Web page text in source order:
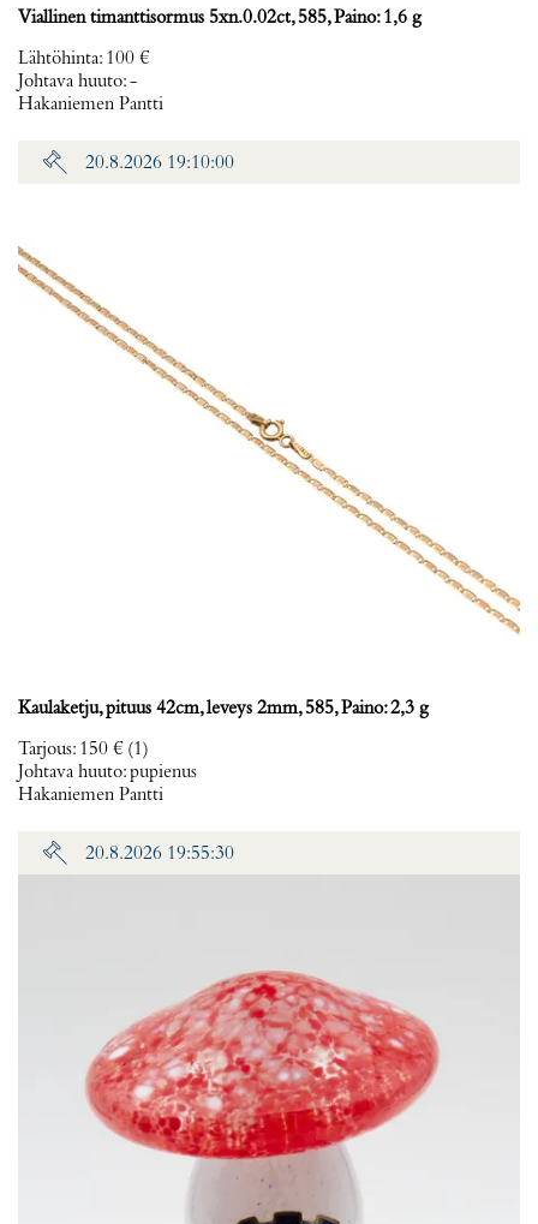
Viallinen timanttisormus 5xn.0.02ct, 585, Paino: 1,6 g
Lähtöhinta: 100 €
Johtava huuto:-
Hakaniemen Pantti
20.8.2026 19:10:00
Kaulaketju, pituus 42cm, leveys 2mm, 585, Paino: 2,3 g
Tarjous: 150 € (1)
Johtava huuto:pupienus
Hakaniemen Pantti
20.8.2026 19:55:30